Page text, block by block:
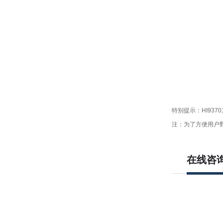
特别提示：
注：为了方便用
在线咨